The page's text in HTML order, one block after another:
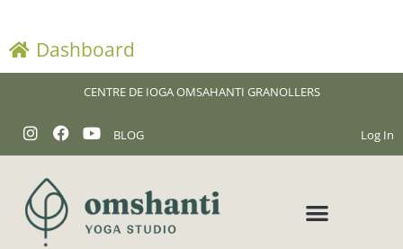
Dashboard
CENTRE DE IOGA OMSAHANTI GRANOLLERS
BLOG Log In